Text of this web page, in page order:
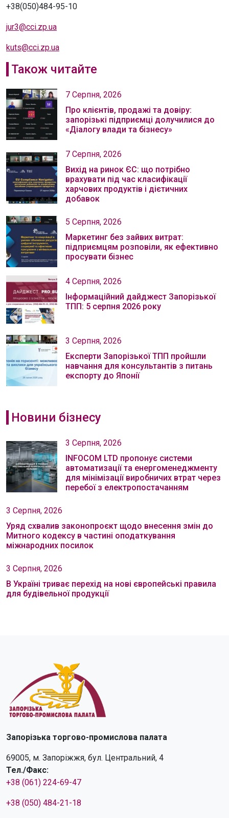
+38(050)484-95-10
jur3@cci.zp.ua
kuts@cci.zp.ua
Також читайте
7 Серпня, 2026
Про клієнтів, продажі та довіру:
запорізькі підприємці долучилися до
«Діалогу влади та бізнесу»
7 Серпня, 2026
Вихід на ринок ЄС: що потрібно
врахувати під час класифікації
харчових продуктів і дієтичних
добавок
5 Серпня, 2026
Маркетинг без зайвих витрат:
підприємцям розповіли, як ефективно
просувати бізнес
4 Серпня, 2026
Інформаційний дайджест Запорізької
ТПП: 5 серпня 2026 року
3 Серпня, 2026
Експерти Запорізької ТПП пройшли
навчання для консультантів з питань
експорту до Японії
Новини бізнесу
3 Серпня, 2026
INFOCOM LTD пропонує системи
автоматизації та енергоменеджменту
для мінімізації виробничих втрат через
перебої з електропостачанням
3 Серпня, 2026
Уряд схвалив законопроєкт щодо внесення змін до
Митного кодексу в частині оподаткування
міжнародних посилок
3 Серпня, 2026
В Україні триває перехід на нові європейські правила
для будівельної продукції
Запорізька торгово-промислова палата
69005, м. Запоріжжя, бул. Центральний, 4
Тел./Факс:
+38 (061) 224-69-47
+38 (050) 484-21-18